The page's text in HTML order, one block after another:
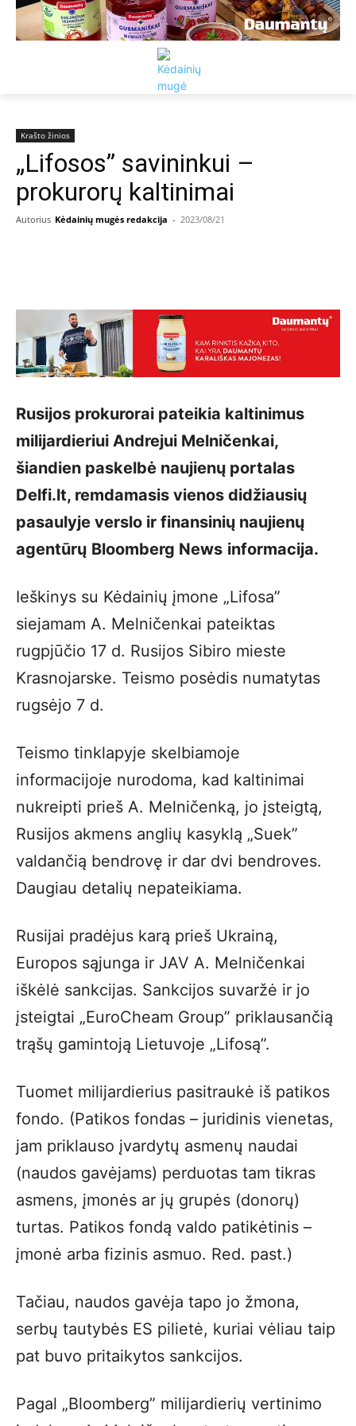
Krašto žinios
„Lifosos” savininkui –
prokurorų kaltinimai
Autorius Kėdainių mugės redakcija - 2023/08/21
Rusijos prokurorai pateikia kaltinimus
milijardieriui Andrejui Melničenkai,
šiandien paskelbė naujienų portalas
Delfi.lt, remdamasis vienos didžiausių
pasaulyje verslo ir finansinių naujienų
agentūrų Bloomberg News informacija.
Ieškinys su Kėdainių įmone „Lifosa”
siejamam A. Melničenkai pateiktas
rugpjūčio 17 d. Rusijos Sibiro mieste
Krasnojarske. Teismo posėdis numatytas
rugsėjo 7 d.
Teismo tinklapyje skelbiamoje
informacijoje nurodoma, kad kaltinimai
nukreipti prieš A. Melničenką, jo įsteigtą,
Rusijos akmens anglių kasyklą „Suek”
valdančią bendrovę ir dar dvi bendroves.
Daugiau detalių nepateikiama.
Rusijai pradėjus karą prieš Ukrainą,
Europos sąjunga ir JAV A. Melničenkai
iškėlė sankcijas. Sankcijos suvaržė ir jo
įsteigtai „EuroCheam Group” priklausančią
trąšų gamintoją Lietuvoje „Lifosą”.
Tuomet milijardierius pasitraukė iš patikos
fondo. (Patikos fondas – juridinis vienetas,
jam priklauso įvardytų asmenų naudai
(naudos gavėjams) perduotas tam tikras
asmens, įmonės ar jų grupės (donorų)
turtas. Patikos fondą valdo patikėtinis –
įmonė arba fizinis asmuo. Red. past.)
Tačiau, naudos gavėja tapo jo žmona,
serbų tautybės ES pilietė, kuriai vėliau taip
pat buvo pritaikytos sankcijos.
Pagal „Bloomberg” milijardierių vertinimo